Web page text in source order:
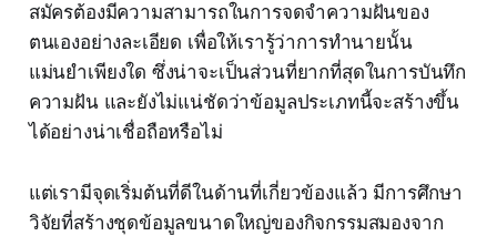
สมัครต้องมีความสามารถในการจดจำความฝันของ
ตนเองอย่างละเอียด เพื่อให้เรารู้ว่าการทำนายนั้น
แม่นยำเพียงใด ซึ่งน่าจะเป็นส่วนที่ยากที่สุดในการบันทึก
ความฝัน และยังไม่แน่ชัดว่าข้อมูลประเภทนี้จะสร้างขึ้น
ได้อย่างน่าเชื่อถือหรือไม่
แต่เรามีจุดเริ่มต้นที่ดีในด้านที่เกี่ยวข้องแล้ว มีการศึกษา
วิจัยที่สร้างชุดข้อมูลขนาดใหญ่ของกิจกรรมสมองจาก